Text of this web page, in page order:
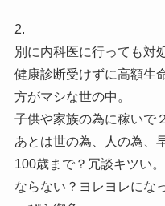
2.
別に内科医に行っても対
健康診断受けずに高額生
方がマシな世の中。
子供や家族の為に稼いで
あとは世の為、人の為、
100歳まで？冗談キツい
ならない？ヨレヨレにな